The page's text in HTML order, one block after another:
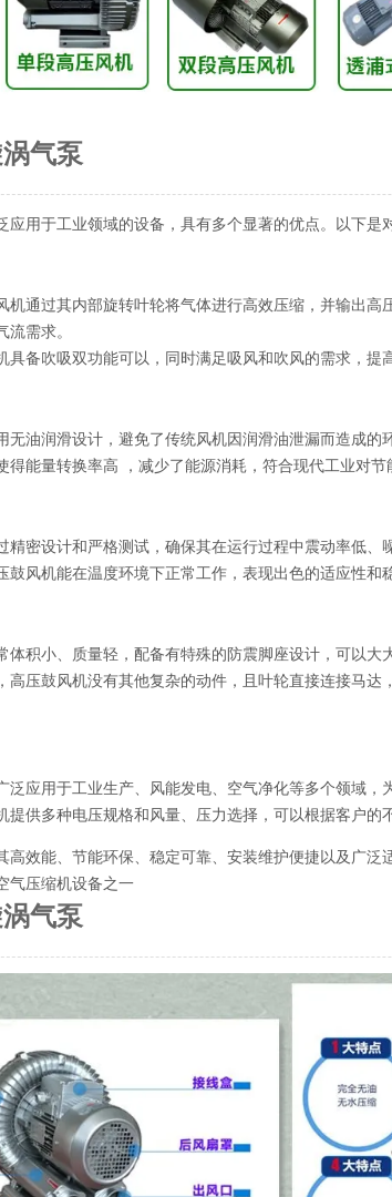
气泵
应用于工业领域的设备，具有多个显著的优点。以下是
机通过其内部旋转叶轮将气体进行高效压缩，并输出
需求。
具备吹吸双功能可以，同时满足吸风和吹风的需求，提
无油润滑设计，避免了传统风机因润滑油泄漏而造成的
得能量转换率高 ，减少了能源消耗，符合现代工业对节
精密设计和严格测试，确保其在运行过程中震动率低、
鼓风机能在温度环境下正常工作，表现出色的适应性和
体积小、质量轻，配备有特殊的防震脚座设计，可以大
高压鼓风机没有其他复杂的动件，且叶轮直接连接马
泛应用于工业生产、风能发电、空气净化等多个领域，
提供多种电压规格和风量、压力选择，可以根据客户的
高效能、节能环保、稳定可靠、安装维护便捷以及广
气压缩机设备之一
气泵